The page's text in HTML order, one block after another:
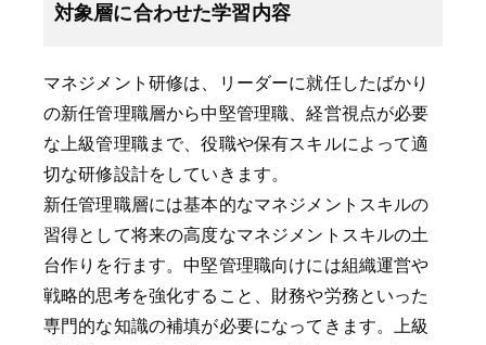
対象層に合わせた学習内容
マネジメント研修は、リーダーに就任したばかり
の新任管理職層から中堅管理職、経営視点が必要
な上級管理職まで、役職や保有スキルによって適
切な研修設計をしていきます。
新任管理職層には基本的なマネジメントスキルの
習得として将来の高度なマネジメントスキルの土
台作りを行ます。中堅管理職向けには組織運営や
戦略的思考を強化すること、財務や労務といった
専門的な知識の補填が必要になってきます。上級